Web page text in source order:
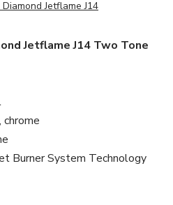
Jetflame J14
Jetflame J14 Two Tone
Burner System Technology